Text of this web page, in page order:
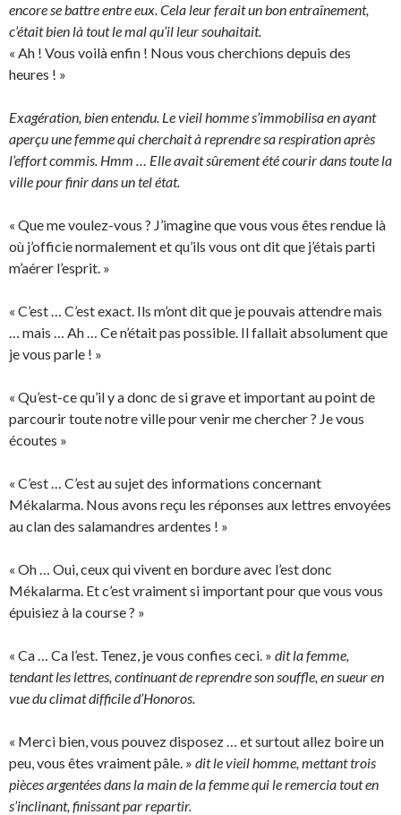
encore se battre entre eux. Cela leur ferait un bon entraînement,
c’était bien là tout le mal qu’il leur souhaitait.
« Ah ! Vous voilà enfin ! Nous vous cherchions depuis des
heures ! »
Exagération, bien entendu. Le vieil homme s’immobilisa en ayant
aperçu une femme qui cherchait à reprendre sa respiration après
l’effort commis. Hmm … Elle avait sûrement été courir dans toute la
ville pour finir dans un tel état.
« Que me voulez-vous ? J’imagine que vous vous êtes rendue là
où j’officie normalement et qu’ils vous ont dit que j’étais parti
m’aérer l’esprit. »
« C’est … C’est exact. Ils m’ont dit que je pouvais attendre mais
… mais … Ah … Ce n’était pas possible. Il fallait absolument que
je vous parle ! »
« Qu’est-ce qu’il y a donc de si grave et important au point de
parcourir toute notre ville pour venir me chercher ? Je vous
écoutes »
« C’est … C’est au sujet des informations concernant
Mékalarma. Nous avons reçu les réponses aux lettres envoyées
au clan des salamandres ardentes ! »
« Oh … Oui, ceux qui vivent en bordure avec l’est donc
Mékalarma. Et c’est vraiment si important pour que vous vous
épuisiez à la course ? »
« Ca … Ca l’est. Tenez, je vous confies ceci. » dit la femme,
tendant les lettres, continuant de reprendre son souffle, en sueur en
vue du climat difficile d’Honoros.
« Merci bien, vous pouvez disposez … et surtout allez boire un
peu, vous êtes vraiment pâle. » dit le vieil homme, mettant trois
pièces argentées dans la main de la femme qui le remercia tout en
s’inclinant, finissant par repartir.